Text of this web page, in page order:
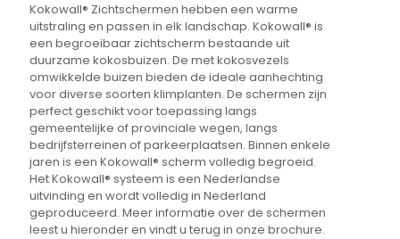
Kokowall® Zichtschermen hebben een warme
uitstraling en passen in elk landschap. Kokowall® is
een begroeibaar zichtscherm bestaande uit
duurzame kokosbuizen. De met kokosvezels
omwikkelde buizen bieden de ideale aanhechting
voor diverse soorten klimplanten. De schermen zijn
perfect geschikt voor toepassing langs
gemeentelijke of provinciale wegen, langs
bedrijfsterreinen of parkeerplaatsen. Binnen enkele
jaren is een Kokowall® scherm volledig begroeid.
Het Kokowall® systeem is een Nederlandse
uitvinding en wordt volledig in Nederland
geproduceerd. Meer informatie over de schermen
leest u hieronder en vindt u terug in onze brochure.